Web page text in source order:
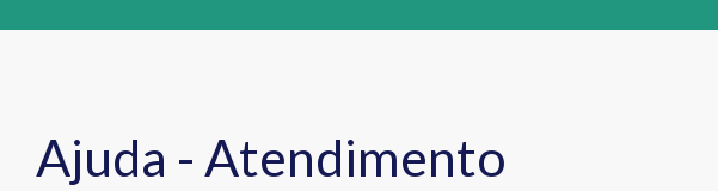
Ajuda - Atendimento